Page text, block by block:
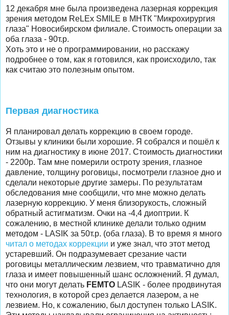
12 декабря мне была произведена лазерная коррекция
зрения методом ReLEx SMILE в МНТК "Микрохирургия
глаза" Новосибирском филиале. Стоимость операции за
оба глаза - 90т.р.
Хоть это и не о программировании, но расскажу
подробнее о том, как я готовился, как происходило, так
как считаю это полезным опытом.
Первая диагностика
Я планировал делать коррекцию в своем городе.
Отзывы у клиники были хорошие. Я собрался и пошёл к
ним на диагностику в июне 2017. Стоимость диагностики
- 2200р. Там мне померили остроту зрения, глазное
давление, толщину роговицы, посмотрели глазное дно и
сделали некоторые другие замеры. По результатам
обследования мне сообщили, что мне можно делать
лазерную коррекцию. У меня близорукость, сложный
обратный астигматизм. Очки на -4,4 диоптрии. К
сожалению, в местной клинике делали только одним
методом - LASIK за 50т.р. (оба глаза). В то время я много
читал о методах коррекции и уже знал, что этот метод
устаревший. Он подразумевает срезание части
роговицы металлическим лезвием, что травматично для
глаза и имеет повышенный шанс осложнений. Я думал,
что они могут делать FEMTO LASIK - более продвинутая
технология, в которой срез делается лазером, а не
лезвием. Но, к сожалению, был доступен только LASIK.